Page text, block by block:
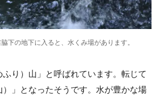
下の地下に入ると、水くみ場があります。
り）山」と呼ばれています。転じて
）」となったそうです。水が豊かな場